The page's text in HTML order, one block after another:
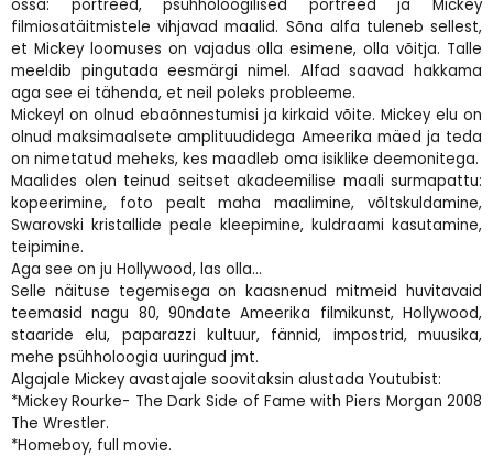
ossa: portreed, psühholoogilised portreed ja Mickey
filmiosatäitmistele vihjavad maalid. Sõna alfa tuleneb sellest,
et Mickey loomuses on vajadus olla esimene, olla võitja. Talle
meeldib pingutada eesmärgi nimel. Alfad saavad hakkama
aga see ei tähenda, et neil poleks probleeme.
Mickeyl on olnud ebaõnnestumisi ja kirkaid võite. Mickey elu on
olnud maksimaalsete amplituudidega Ameerika mäed ja teda
on nimetatud meheks, kes maadleb oma isiklike deemonitega.
Maalides olen teinud seitset akadeemilise maali surmapattu:
kopeerimine, foto pealt maha maalimine, võltskuldamine,
Swarovski kristallide peale kleepimine, kuldraami kasutamine,
teipimine.
Aga see on ju Hollywood, las olla…
Selle näituse tegemisega on kaasnenud mitmeid huvitavaid
teemasid nagu 80, 90ndate Ameerika filmikunst, Hollywood,
staaride elu, paparazzi kultuur, fännid, impostrid, muusika,
mehe psühholoogia uuringud jmt.
Algajale Mickey avastajale soovitaksin alustada Youtubist:
*Mickey Rourke- The Dark Side of Fame with Piers Morgan 2008
The Wrestler.
*Homeboy, full movie.